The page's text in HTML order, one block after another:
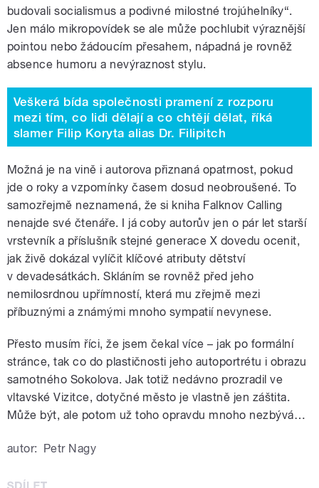
budovali socialismus a podivné milostné trojúhelníky“.
Jen málo mikropovídek se ale může pochlubit výraznější
pointou nebo žádoucím přesahem, nápadná je rovněž
absence humoru a nevýraznost stylu.
Veškerá bída společnosti pramení z rozporu
mezi tím, co lidi dělají a co chtějí dělat, říká
slamer Filip Koryta alias Dr. Filipitch
Možná je na vině i autorova přiznaná opatrnost, pokud
jde o roky a vzpomínky časem dosud neobroušené. To
samozřejmě neznamená, že si kniha Falknov Calling
nenajde své čtenáře. I já coby autorův jen o pár let starší
vrstevník a příslušník stejné generace X dovedu ocenit,
jak živě dokázal vylíčit klíčové atributy dětství
v devadesátkách. Skláním se rovněž před jeho
nemilosrdnou upřímností, která mu zřejmě mezi
příbuznými a známými mnoho sympatií nevynese.
Přesto musím říci, že jsem čekal více – jak po formální
stránce, tak co do plastičnosti jeho autoportrétu i obrazu
samotného Sokolova. Jak totiž nedávno prozradil ve
vltavské Vizitce, dotyčné město je vlastně jen záštita.
Může být, ale potom už toho opravdu mnoho nezbývá…
autor: Petr Nagy